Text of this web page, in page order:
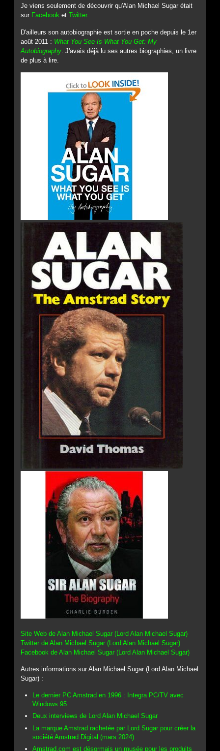
Je viens seulement de découvrir qu'Alan Michael Sugar était
sur Facebook etTwitter.
D'ailleurs son autobiographie est sortie en poche depuis le 1er
août 2011 : What You See Is What You Get: My
Autobiography . J'avais déjà lu ses autres biographies, un livre
de plus à lire.
Site Web de Alan Michael Sugar (Lord Alan Michael Sugar)
Twitter de Alan Michael Sugar (Lord Alan Michael Sugar)
Facebook de Alan Michael Sugar (Lord Alan Michael Sugar)
Autres informations sur Alan Michael Sugar (Lord Alan Michael
Sugar) :
Le dernier PC Amstrad en 1996 : Integra PC/TV avec
Windows 95
Deux interviews de Lord Alan Michael Sugar
La marque Amstrad rachetée par Lord Sugar pour créer la
société Amstrad Digital (mars 2024)
Amstrad.com est désormais un musée pour les produits